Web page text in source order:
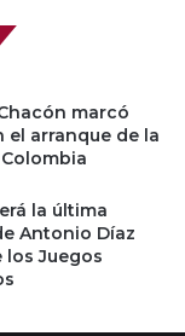
marcó
el arranque de la
la última
Antonio Díaz
los Juegos